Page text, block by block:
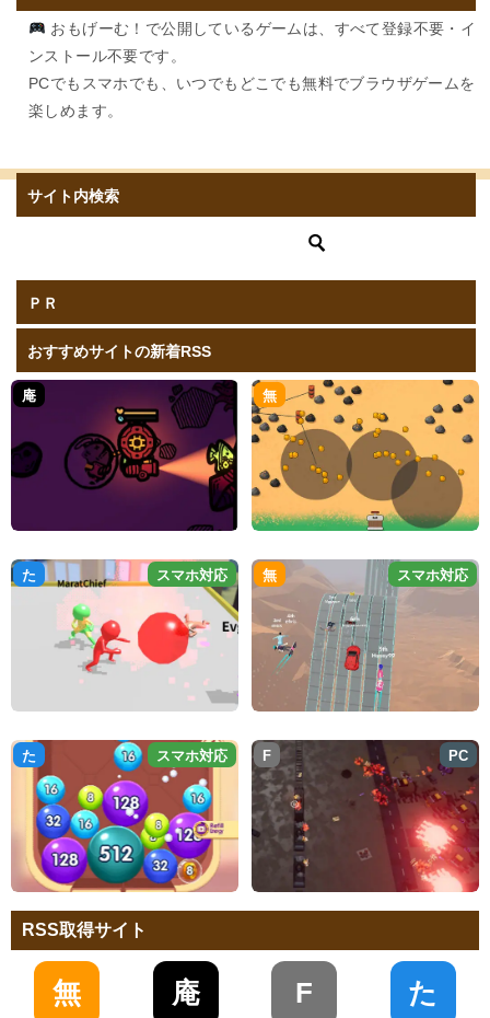
おもげーむ！で公開しているゲームは、すべて登録不要・イ
ンストール不要です。
PCでもスマホでも、いつでもどこでも無料でブラウザゲームを
楽しめます。
サイト内検索
ＰＲ
おすすめサイトの新着RSS
庵 無
た スマホ対応 無 スマホ対応
た スマホ対応 F PC
RSS取得サイト
無 庵 F た